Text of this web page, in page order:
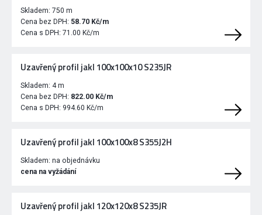
Skladem: 750 m
Cena bez DPH: 58.70 Kč/m
Cena s DPH: 71.00 Kč/m
Uzavřený profil jakl 100x100x10 S235JR
Skladem: 4 m
Cena bez DPH: 822.00 Kč/m
Cena s DPH: 994.60 Kč/m
Uzavřený profil jakl 100x100x8 S355J2H
Skladem: na objednávku
cena na vyžádání
Uzavřený profil jakl 120x120x8 S235JR